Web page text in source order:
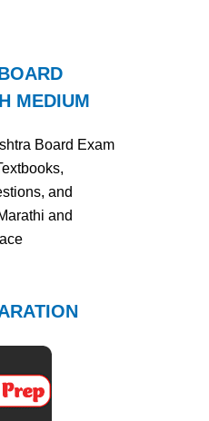
MEDIUM
Board Exam
and
and